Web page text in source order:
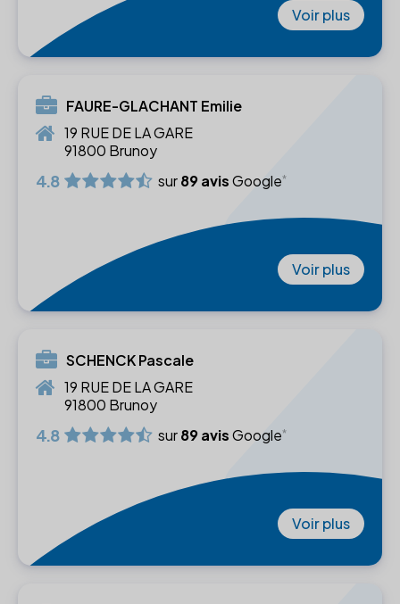
Voir plus
FAURE-GLACHANT Emilie
19 RUE DE LA GARE
91800 Brunoy
4.8 sur89 avisGoogle
Voir plus
SCHENCK Pascale
19 RUE DE LA GARE
91800 Brunoy
4.8 sur89 avisGoogle
Voir plus